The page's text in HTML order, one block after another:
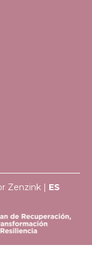
Zenzink
ES